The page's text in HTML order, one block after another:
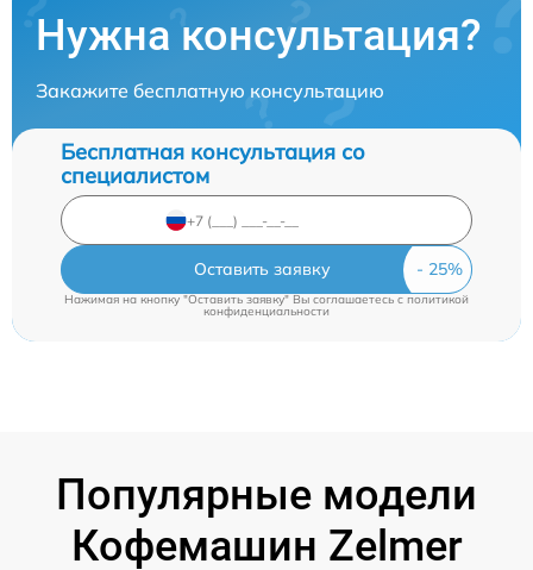
Нужна консультация?
Закажите бесплатную консультацию
Бесплатная консультация со
специалистом
Оставить заявку
Нажимая на кнопку "Оставить заявку" Вы соглашаетесь c политикой
конфиденциальности
Популярные модели
Кофемашин Zelmer